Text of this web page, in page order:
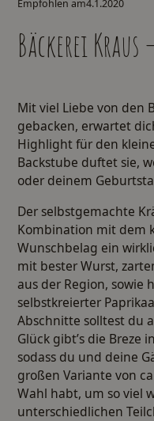
Empfohlen am4.1.2020
Bäckerei Kraus
Mit viel Liebe von den
gebacken, erwartet
Highlight für den
Backstube duftet sie,
oder deinem
Der selbstgemachte
Kombination mit dem
Wunschbelag ein
mit bester Wurst,
aus der Region, sowie
selbstkreierter
Abschnitte solltest du
Glück gibt’s die Breze
sodass du und deine
großen Variante von
Wahl habt, um so viel
unterschiedlichen